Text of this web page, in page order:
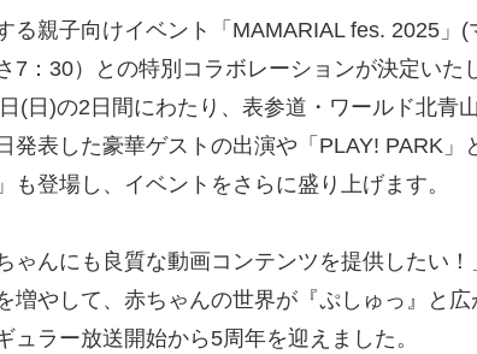
る親子向けイベント「MAMARIAL fes. 2025
7：30）との特別コラボレーションが決定いた
(日)の2日間にわたり、表参道・ワールド北
発表した豪華ゲストの出演や「PLAY! PARK
も登場し、イベントをさらに盛り上げます。
ゃんにも良質な動画コンテンツを提供したい
増やして、赤ちゃんの世界が『ぷしゅっ』と
ュラー放送開始から5周年を迎えました。